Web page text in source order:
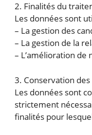
2. Finalités du
Les données sont
– La gestion des
– La gestion de la
– L’amélioration de
3. Conservation
Les données sont
strictement
finalités pour